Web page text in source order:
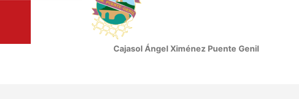
Cajasol Ángel Ximénez Puente Genil